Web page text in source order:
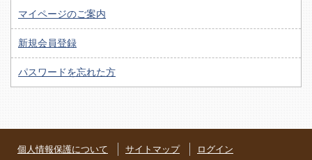
マイページのご案内
新規会員登録
パスワードを忘れた方
個人情報保護について サイトマップ ログイン